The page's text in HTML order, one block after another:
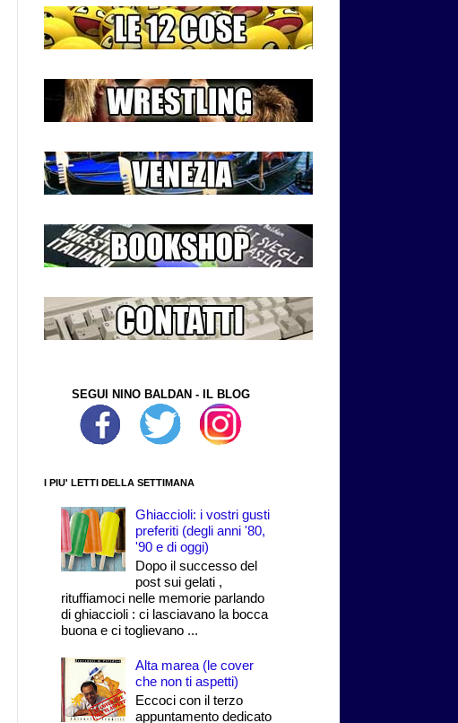
SEGUI NINO BALDAN - IL BLOG
I PIU' LETTI DELLA SETTIMANA
Ghiaccioli: i vostri gusti
preferiti (degli anni '80,
'90 e di oggi)
Dopo il successo del
post sui gelati ,
rituffiamoci nelle memorie parlando
di ghiaccioli : ci lasciavano la bocca
buona e ci toglievano ...
Alta marea (le cover
che non ti aspetti)
Eccoci con il terzo
appuntamento dedicato